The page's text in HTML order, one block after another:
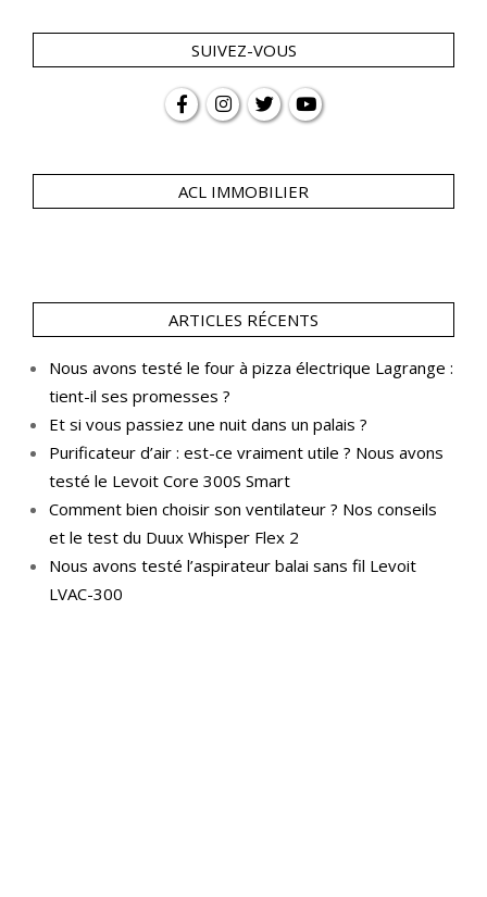
SUIVEZ-VOUS
ACL IMMOBILIER
ARTICLES RÉCENTS
Nous avons testé le four à pizza électrique Lagrange :
tient-il ses promesses ?
Et si vous passiez une nuit dans un palais ?
Purificateur d’air : est-ce vraiment utile ? Nous avons
testé le Levoit Core 300S Smart
Comment bien choisir son ventilateur ? Nos conseils
et le test du Duux Whisper Flex 2
Nous avons testé l’aspirateur balai sans fil Levoit
LVAC-300